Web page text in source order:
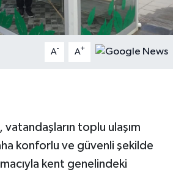
A- A+
toplu ulaşım
konforlu ve güvenli şekilde
kent genelindeki